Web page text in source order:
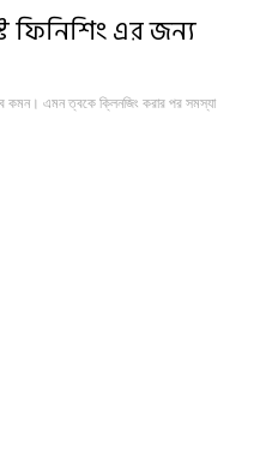
ফিনিশিং এর জন্য
কমন। এমন ত্বকে ক্লিনজিং করার পর সমস্যা